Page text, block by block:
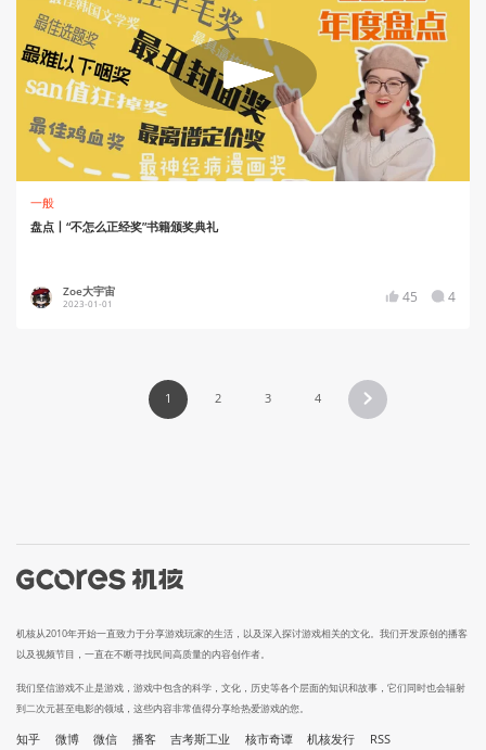
一般
盘点丨“不怎么正经奖”书籍颁奖典礼
Zoe大宇宙
2023-01-01 45 4
1 2 3 4
机核从2010年开始一直致力于分享游戏玩家的生活，以及深入探讨游戏相关的文化。我们开发原创的播客
以及视频节目，一直在不断寻找民间高质量的内容创作者。
我们坚信游戏不止是游戏，游戏中包含的科学，文化，历史等各个层面的知识和故事，它们同时也会辐射
到二次元甚至电影的领域，这些内容非常值得分享给热爱游戏的您。
知乎 微博 微信 播客 吉考斯工业 核市奇谭 机核发行 RSS